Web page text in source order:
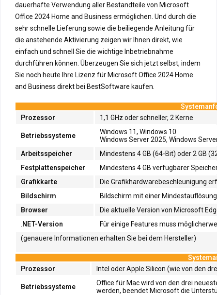
dauerhafte Verwendung aller Bestandteile von Microsoft
Office 2024 Home and Business ermöglichen. Und durch die
sehr schnelle Lieferung sowie die beiliegende Anleitung für
die anstehende Aktivierung zeigen wir Ihnen direkt, wie
einfach und schnell Sie die wichtige Inbetriebnahme
durchführen können. Überzeugen Sie sich jetzt selbst, indem
Sie noch heute Ihre Lizenz für Microsoft Office 2024 Home
and Business direkt bei BestSoftware kaufen.
Prozessor
1,1 GHz oder schneller, 2 Kerne
Betriebssysteme
Windows 11, Windows 10
Windows Server 2025, Windows
Arbeitsspeicher
Mindestens 4 GB (64-Bit) oder 2 GB
Festplattenspeicher
Mindestens 4 GB verfügbarer
Grafikkarte
Die Grafikhardwarebeschleunigung
Bildschirm
Bildschirm mit einer
Browser
Die aktuelle Version von Microsoft
NET-Version
Für einige Features muss
(genauere Informationen erhalten Sie bei dem Hersteller)
Prozessor
Intel oder Apple Silicon (wie von den
Betriebssysteme
Office für Mac wird von den drei
werden, beendet Microsoft die